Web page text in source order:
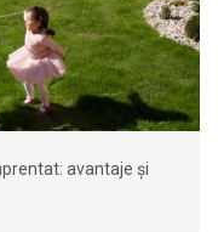
avantaje și